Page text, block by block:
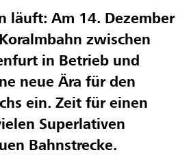
läuft: Am 14. Dezember
zwischen
in Betrieb und
neue Ära für den
ein. Zeit für einen
Superlativen
Bahnstrecke.